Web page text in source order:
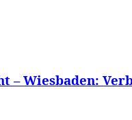
– Wiesbaden: